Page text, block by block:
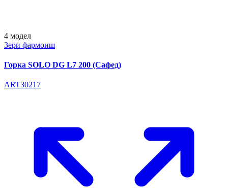
4 модел
Зери фармоиш
Горка SOLO DG L7 200 (Сафед)
ART30217